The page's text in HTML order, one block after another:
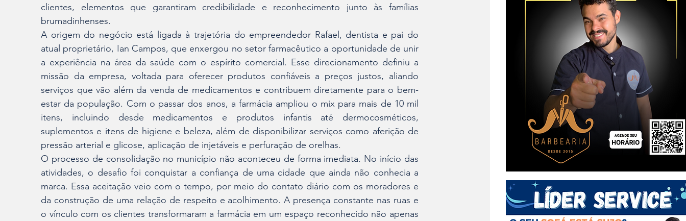
clientes, elementos que garantiram credibilidade e reconhecimento junto às famílias
brumadinhenses.
A origem do negócio está ligada à trajetória do empreendedor Rafael, dentista e pai do
atual proprietário, Ian Campos, que enxergou no setor farmacêutico a oportunidade de unir
a experiência na área da saúde com o espírito comercial. Esse direcionamento definiu a
missão da empresa, voltada para oferecer produtos confiáveis a preços justos, aliando
serviços que vão além da venda de medicamentos e contribuem diretamente para o bem-
estar da população. Com o passar dos anos, a farmácia ampliou o mix para mais de 10 mil
itens, incluindo desde medicamentos e produtos infantis até dermocosméticos,
suplementos e itens de higiene e beleza, além de disponibilizar serviços como aferição de
pressão arterial e glicose, aplicação de injetáveis e perfuração de orelhas.
O processo de consolidação no município não aconteceu de forma imediata. No início das
atividades, o desafio foi conquistar a confiança de uma cidade que ainda não conhecia a
marca. Essa aceitação veio com o tempo, por meio do contato diário com os moradores e
da construção de uma relação de respeito e acolhimento. A presença constante nas ruas e
o vínculo com os clientes transformaram a farmácia em um espaço reconhecido não apenas